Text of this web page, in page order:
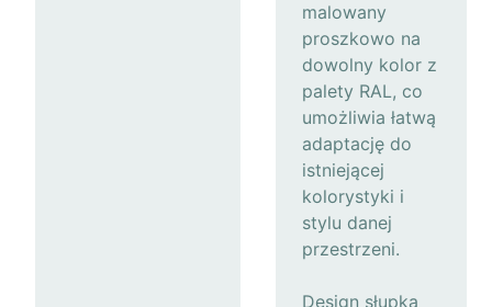
malowany
proszkowo na
dowolny kolor z
palety RAL, co
umożliwia łatwą
adaptację do
istniejącej
kolorystyki i
stylu danej
przestrzeni.
Design słupka